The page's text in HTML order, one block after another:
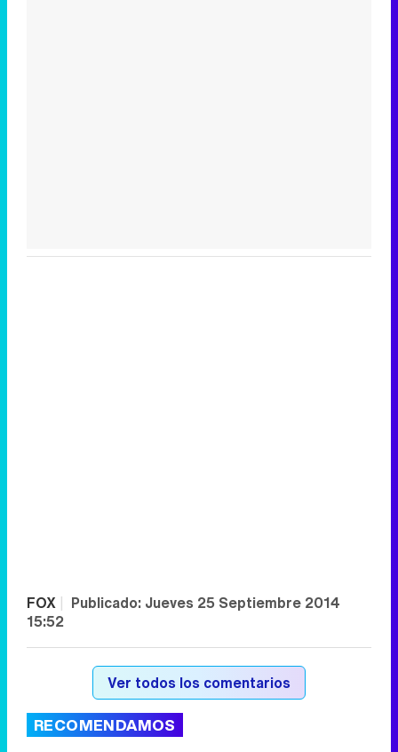
FOX | Publicado: Jueves 25 Septiembre 2014
15:52
Ver todos los comentarios
RECOMENDAMOS